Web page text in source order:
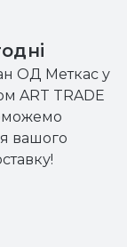
ОД Меткас у
ART TRADE
вашого